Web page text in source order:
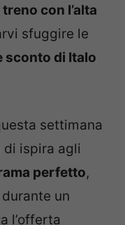
treno con l’alta
sfuggire le
sconto di Italo
settimana
di ispira agli
perfetto,
un
l’offerta